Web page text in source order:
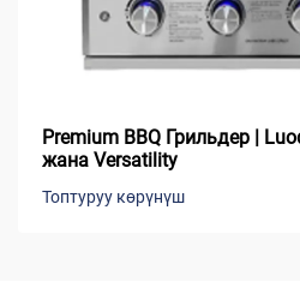
Premium BBQ Грильдер |
жана Versatility
Топтуруу көрүнүш